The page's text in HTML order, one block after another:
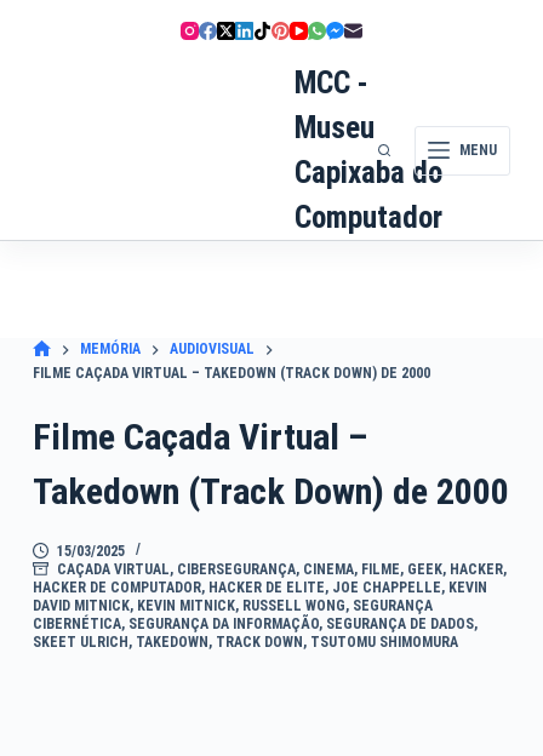
MCC -
Museu
Capixaba do
Computador
MENU
MEMÓRIA
AUDIOVISUAL
FILME CAÇADA VIRTUAL – TAKEDOWN (TRACK DOWN) DE 2000
Filme Caçada Virtual –
Takedown (Track Down) de 2000
15/03/2025
CAÇADA VIRTUAL, CIBERSEGURANÇA, CINEMA, FILME, GEEK, HACKER,
HACKER DE COMPUTADOR, HACKER DE ELITE, JOE CHAPPELLE, KEVIN
DAVID MITNICK, KEVIN MITNICK, RUSSELL WONG, SEGURANÇA
CIBERNÉTICA, SEGURANÇA DA INFORMAÇÃO, SEGURANÇA DE DADOS,
SKEET ULRICH, TAKEDOWN, TRACK DOWN, TSUTOMU SHIMOMURA